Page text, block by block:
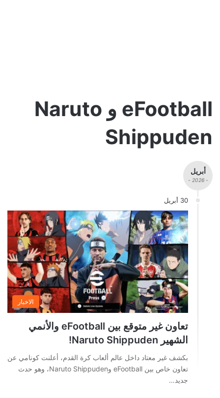
eFootball و Naruto
Shippuden
أبريل
- 2026 -
30 أبريل
الاخبار
تعاون غير متوقع بين eFootball والأنمي
الشهير Naruto Shippuden!
بكشف غير معتاد داخل عالم ألعاب كرة القدم، أعلنت كونامي عن
تعاون خاص بين eFootball وNaruto Shippuden، وهو حدث
جديد…